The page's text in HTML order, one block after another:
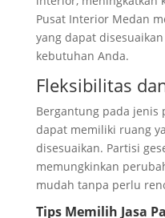
Pusat Interior Medan
yang dapat
kebutuhan Anda.
Fleksibilitas
Bergantung pada jenis
dapat memiliki ruang
disesuaikan. Partisi
memungkinkan
mudah tanpa perlu
Tips Memilih Jasa